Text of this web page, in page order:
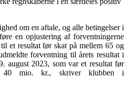
om en aftale, og alle betingelser i
en opjustering af forventningerne
et resultat før skat på mellem 65 og
forventning til årets resultat i
august 2023, som var et resultat før
mio. kr., skriver klubben i